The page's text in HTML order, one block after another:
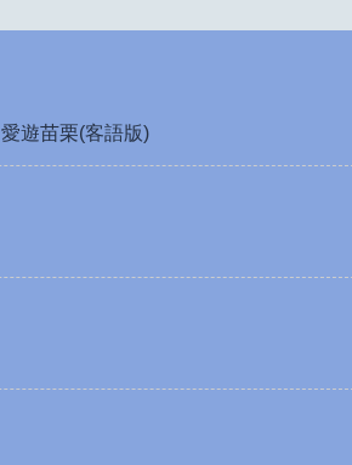
愛遊苗栗(客語版)